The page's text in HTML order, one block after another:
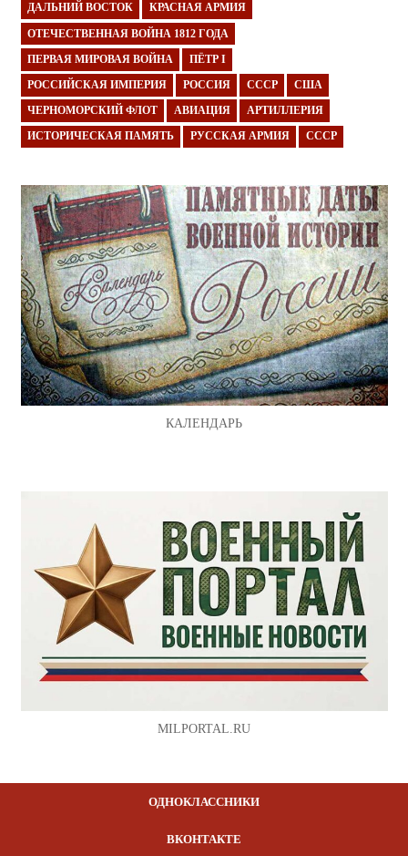
ДАЛЬНИЙ ВОСТОК КРАСНАЯ АРМИЯ
ОТЕЧЕСТВЕННАЯ ВОЙНА 1812 ГОДА
ПЕРВАЯ МИРОВАЯ ВОЙНА ПЁТР I
РОССИЙСКАЯ ИМПЕРИЯ РОССИЯ СССР США
ЧЕРНОМОРСКИЙ ФЛОТ АВИАЦИЯ АРТИЛЛЕРИЯ
ИСТОРИЧЕСКАЯ ПАМЯТЬ РУССКАЯ АРМИЯ СССР
КАЛЕНДАРЬ
MILPORTAL.RU
ОДНОКЛАССНИКИ
ВКОНТАКТЕ